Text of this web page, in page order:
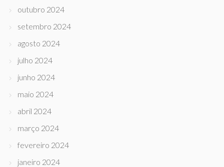
outubro 2024
setembro 2024
agosto 2024
julho 2024
junho 2024
maio 2024
abril 2024
março 2024
fevereiro 2024
janeiro 2024